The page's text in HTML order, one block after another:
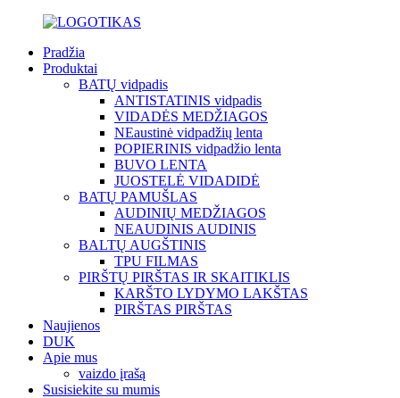
Pradžia
Produktai
BATŲ vidpadis
ANTISTATINIS vidpadis
VIDADĖS MEDŽIAGOS
NEaustinė vidpadžių lenta
POPIERINIS vidpadžio lenta
BUVO LENTA
JUOSTELĖ VIDADIDĖ
BATŲ PAMUŠLAS
AUDINIŲ MEDŽIAGOS
NEAUDINIS AUDINIS
BALTŲ AUGŠTINIS
TPU FILMAS
PIRŠTŲ PIRŠTAS IR SKAITIKLIS
KARŠTO LYDYMO LAKŠTAS
PIRŠTAS PIRŠTAS
Naujienos
DUK
Apie mus
vaizdo įrašą
Susisiekite su mumis